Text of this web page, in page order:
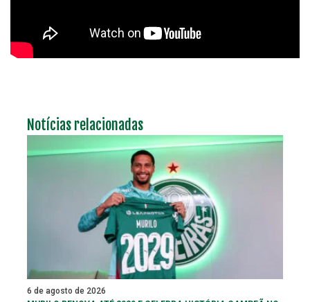
Notícias relacionadas
6 de agosto de 2026